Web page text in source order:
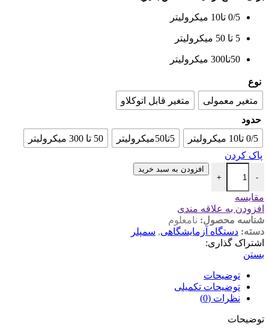
0/5 تا10 میکرولیتر
5 تا 50 میکرولیتر
50تا300 میکرولیتر
نوع
متغیر معمولی
متغیر قابل اتوکلاو
حدود
0/5 تا10 میکرولیتر
5تا50میکرولیتر
50 تا 300 میکرولیتر
پاک کردن
-
+
افزودن به سبد خرید
مقایسه
افزودن به علاقه مندی
شناسه محصول: نامعلوم
دسته: دستگاه آزمایشگاهی, سمپلر
اشتراک گذاری:
بستن
توضیحات
توضیحات تکمیلی
نظرات (0)
توضیحات